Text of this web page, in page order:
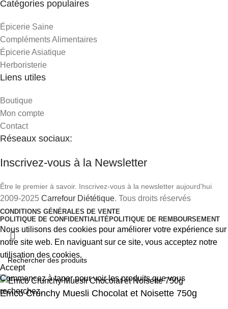
Catégories populaires
Épicerie Saine
Compléments Alimentaires
Épicerie Asiatique
Herboristerie
Liens utiles
Boutique
Mon compte
Contact
Réseaux sociaux:
Inscrivez-vous à la Newsletter
Être le premier à savoir. Inscrivez-vous à la newsletter aujourd'hui
2009-2025 Carrefour Diététique. Tous droits réservés
CONDITIONS GÉNÉRALES DE VENTE
POLITIQUE DE CONFIDENTIALITÉPOLITIQUE DE REMBOURSEMENT
Commencez à taper pour voir les produits que vous
recherchez.
Nous utilisons des cookies pour améliorer votre expérience sur
notre site web. En naviguant sur ce site, vous acceptez notre
utilisation des cookies.
Accept
Emco Crunchy Muesli Chocolat et Noisette 750g